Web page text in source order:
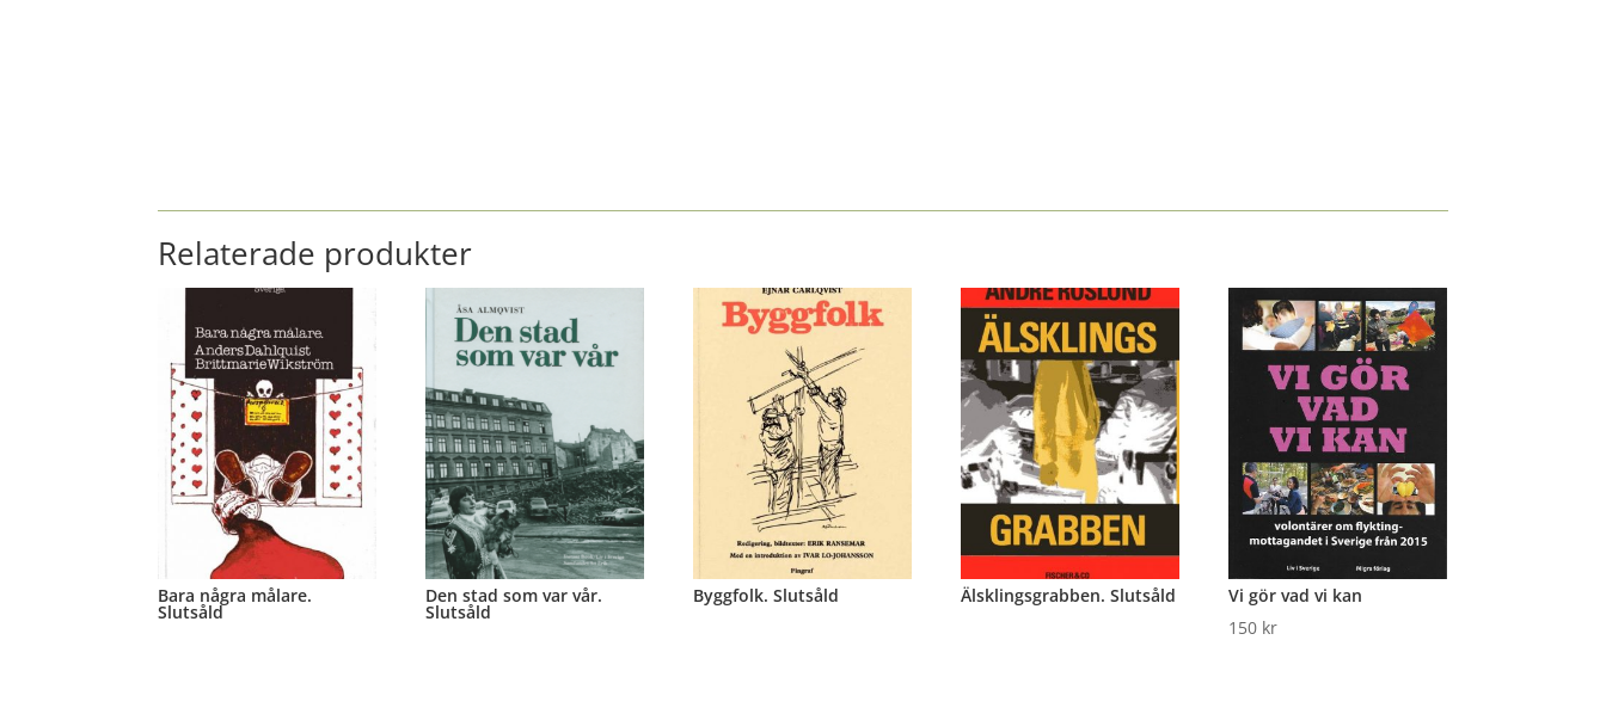
Relaterade produkter
Bara några målare.
Slutsåld
Den stad som var vår.
Slutsåld
Byggfolk. Slutsåld Älsklingsgrabben. Slutsåld
Vi gör vad vi kan
150 kr